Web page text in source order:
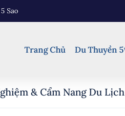
Sao
Trang Chủ Du Thuyền
& Cẩm Nang Du